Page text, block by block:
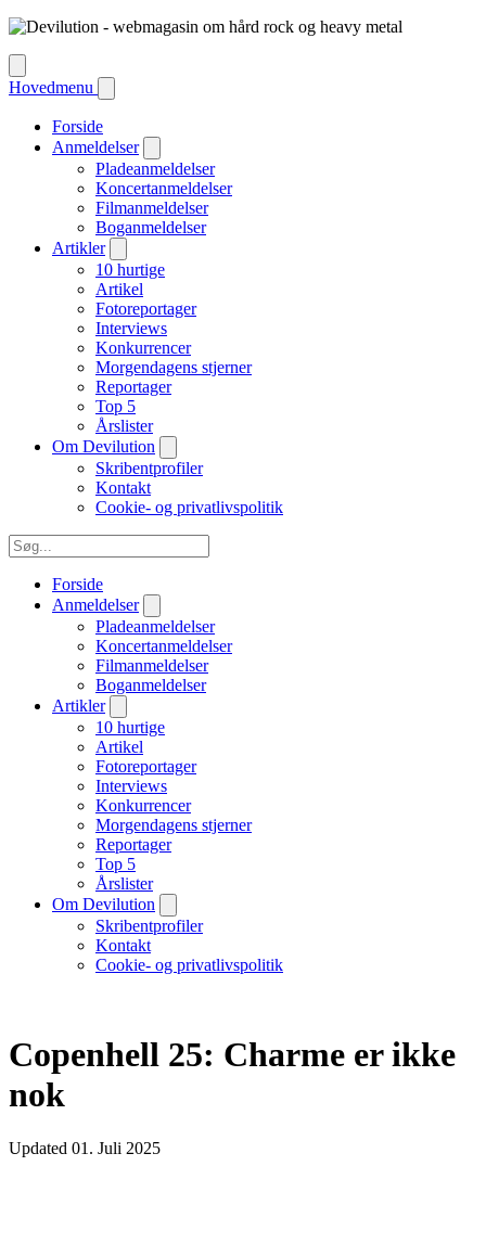
Hovedmenu
Forside
Anmeldelser
Pladeanmeldelser
Koncertanmeldelser
Filmanmeldelser
Boganmeldelser
Artikler
10 hurtige
Artikel
Fotoreportager
Interviews
Konkurrencer
Morgendagens stjerner
Reportager
Top 5
Årslister
Om Devilution
Skribentprofiler
Kontakt
Cookie- og privatlivspolitik
Forside
Anmeldelser
Pladeanmeldelser
Koncertanmeldelser
Filmanmeldelser
Boganmeldelser
Artikler
10 hurtige
Artikel
Fotoreportager
Interviews
Konkurrencer
Morgendagens stjerner
Reportager
Top 5
Årslister
Om Devilution
Skribentprofiler
Kontakt
Cookie- og privatlivspolitik
Copenhell 25: Charme er ikke
nok
Updated 01. Juli 2025